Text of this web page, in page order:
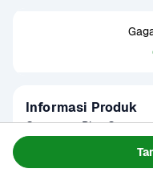
Informasi Produk
Curcuman Plus Grow
minyak ikan,